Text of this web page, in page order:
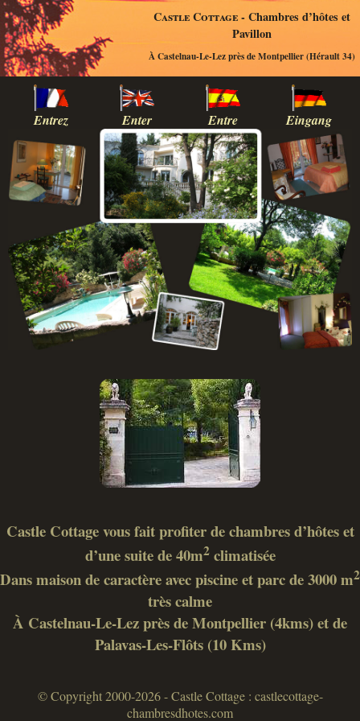
Castle Cottage- Chambres d’hôtes et
Pavillon
À Castelnau-Le-Lez près de Montpellier (Hérault 34)
Entrez Enter Entre Eingang
Castle Cottage vous fait profiter de chambres d’hôtes et
d’une suite de 40m2climatisée
Dans maison de caractère avec piscine et parc de 3000 m2
très calme
À Castelnau-Le-Lez près de Montpellier (4kms) et de
Palavas-Les-Flôts (10 Kms)
© Copyright 2000-2026 - Castle Cottage : castlecottage-
chambresdhotes.com